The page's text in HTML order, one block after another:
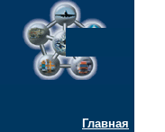
Главная